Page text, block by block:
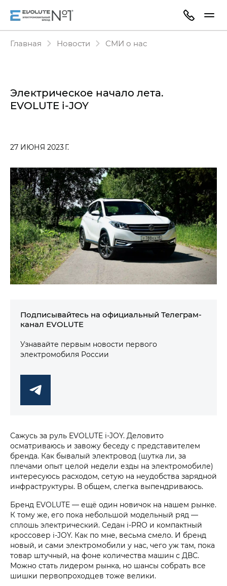
Главная Новости СМИ о нас
Электрическое начало лета.
EVOLUTE i‑JOY
27 ИЮНЯ 2023 Г.
Подписывайтесь на официальный Телеграм-
канал EVOLUTE
Узнавайте первым новости первого
электромобиля России
Сажусь за руль EVOLUTE i‑JOY. Деловито
осматриваюсь и завожу беседу с представителем
бренда. Как бывалый электровод (шутка ли, за
плечами опыт целой недели езды на электромобиле)
интересуюсь расходом, сетую на неудобства зарядной
инфраструктуры. В общем, слегка выпендриваюсь.
Бренд EVOLUTE — ещё один новичок на нашем рынке.
К тому же, его пока небольшой модельный ряд —
сплошь электрический. Седан i‑PRO и компактный
кроссовер i‑JOY. Как по мне, весьма смело. И бренд
новый, и сами электромобили у нас, чего уж там, пока
товар штучный, на фоне количества машин с ДВС.
Можно стать лидером рынка, но шансы собрать все
шишки первопроходцев тоже велики.